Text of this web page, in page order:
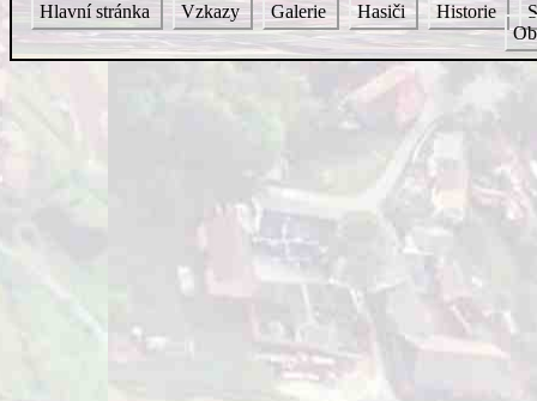
Hlavní stránka Vzkazy Galerie Hasiči Historie